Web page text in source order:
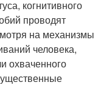
когнитивного
проводят
на механизмы
человека,
охваченного